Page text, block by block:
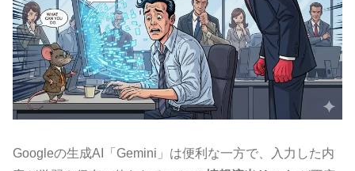
Googleの生成AI「Gemini」は便利な一方で、入力した内